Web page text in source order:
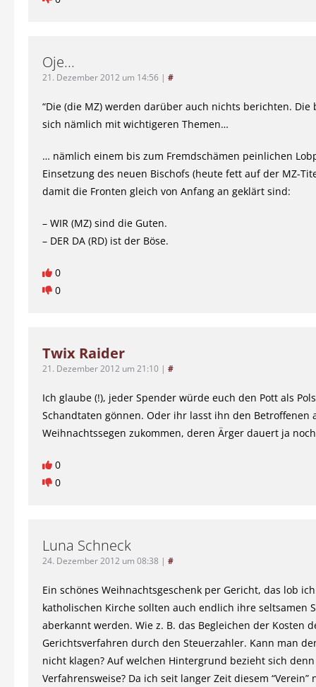
Oje...
21. Dezember 2012 um 14:56 | #
“Die (die MZ) werden darüber auch nichts berichten. Die
sich nämlich mit wichtigeren Themen…
… nämlich einem bis zum Fremdschämen peinlichen
Einsetzung des neuen Bischofs (heute fett auf der MZ-
damit die Fronten gleich von Anfang an geklärt sind:
– WIR (MZ) sind die Guten.
– DER DA (RD) ist der Böse.
0
0
Twix Raider
21. Dezember 2012 um 21:10 | #
Ich glaube (!), jeder Spender würde euch den Pott als
Schandtaten gönnen. Oder ihr lasst ihn den Betroffenen
Weihnachtssegen zukommen, deren Ärger dauert ja
0
0
Luna Schneck
24. Dezember 2012 um 08:38 | #
Ein schönes Weihnachtsgeschenk per Gericht, das lob
katholischen Kirche sollten auch endlich ihre seltsamen
aberkannt werden. Wie z. B. das Begleichen der Kosten
Gerichtsverfahren durch den Steuerzahler. Kann man
nicht klagen? Auf welchen Hintergrund bezieht sich
Verfahrensweise? Da ich seit langer Zeit diesem “Verein”